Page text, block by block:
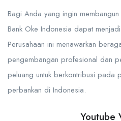
Bagi Anda yang ingin
Bank Oke Indonesia dapat
Perusahaan ini menawarkan
pengembangan profesional dan
peluang untuk berkontribusi pada
perbankan di Indonesia.
Youtube